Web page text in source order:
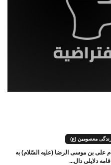
معصومین (ع)
بن موسی الرضا (علیه السّلام) به
دلایلی دال...